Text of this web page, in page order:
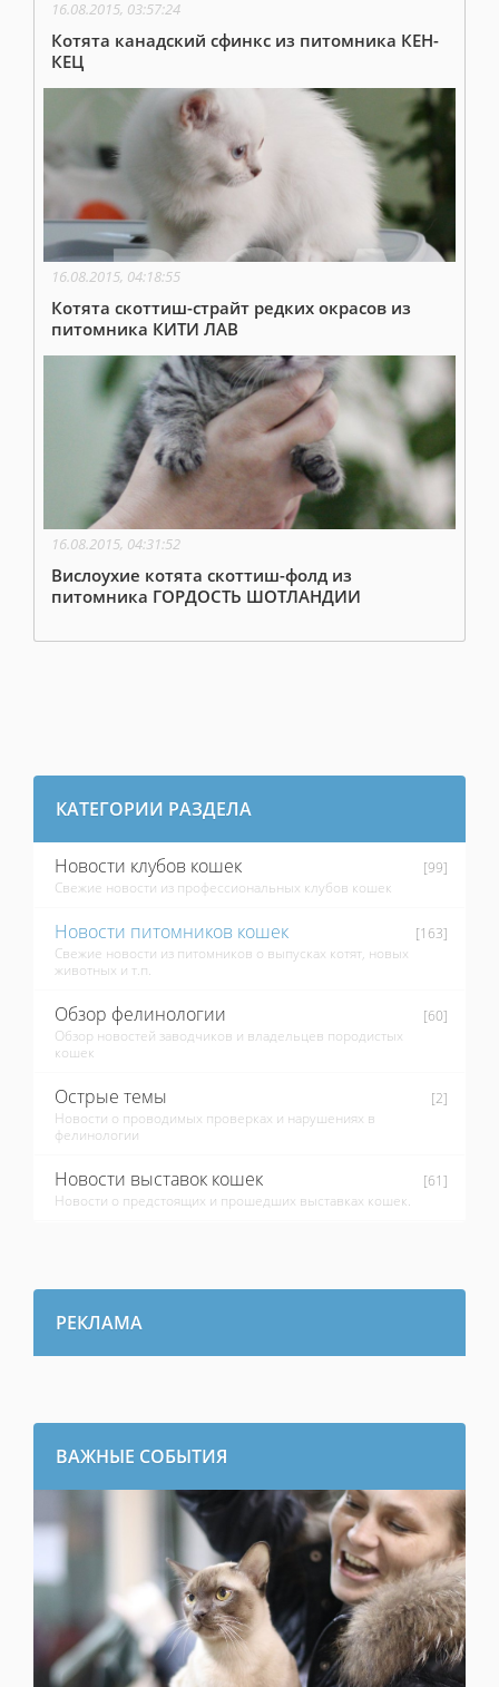
16.08.2015, 03:57:24
Котята канадский сфинкс из питомника КЕН-
КЕЦ
16.08.2015, 04:18:55
Котята скоттиш-страйт редких окрасов из
питомника КИТИ ЛАВ
16.08.2015, 04:31:52
Вислоухие котята скоттиш-фолд из
питомника ГОРДОСТЬ ШОТЛАНДИИ
КАТЕГОРИИ РАЗДЕЛА
Новости клубов кошек
[99]
Свежие новости из профессиональных клубов кошек
Новости питомников кошек
[163]
Свежие новости из питомников о выпусках котят, новых
животных и т.п.
Обзор фелинологии
[60]
Обзор новостей заводчиков и владельцев породистых
кошек
Острые темы
[2]
Новости о проводимых проверках и нарушениях в
фелинологии
Новости выставок кошек
[61]
Новости о предстоящих и прошедших выставках кошек.
РЕКЛАМА
ВАЖНЫЕ СОБЫТИЯ